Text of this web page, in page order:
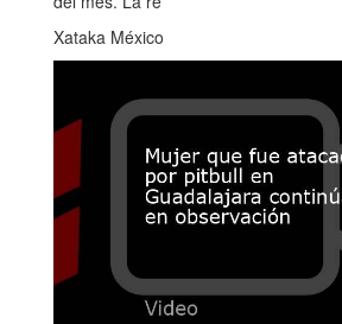
Xataka México